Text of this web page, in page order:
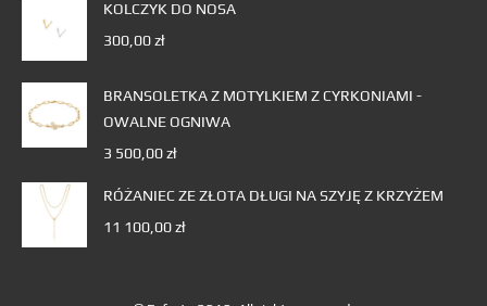
KOLCZYK DO NOSA
300,00zł
BRANSOLETKA Z MOTYLKIEM Z CYRKONIAMI -
OWALNE OGNIWA
3 500,00zł
RÓŻANIEC ZE ZŁOTA DŁUGI NA SZYJĘ Z KRZYŻEM
11 100,00zł